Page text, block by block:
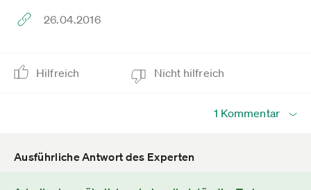
26.04.2016
Hilfreich Nicht hilfreich
1 Kommentar
Ausführliche Antwort des Experten